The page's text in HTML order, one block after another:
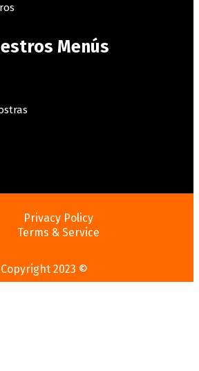
Menús
Privacy Policy
Terms & Service
Copyright 2023 ©